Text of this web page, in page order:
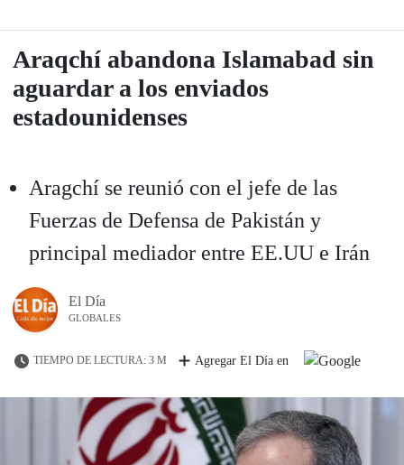
Araqchí abandona Islamabad sin
aguardar a los enviados
estadounidenses
Aragchí se reunió con el jefe de las
Fuerzas de Defensa de Pakistán y
principal mediador entre EE.UU e Irán
El Día
GLOBALES
TIEMPO DE LECTURA: 3 M Agregar El Día en